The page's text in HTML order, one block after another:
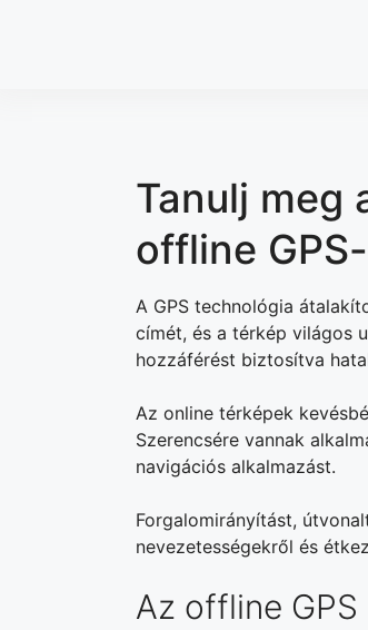
Tanulj meg
offline
A GPS technológia
címét, és a térkép világos
hozzáférést biztosítva
Az online térképek
Szerencsére vannak
navigációs alkalmazást.
Forgalomirányítást,
nevezetességekről és
Az offline